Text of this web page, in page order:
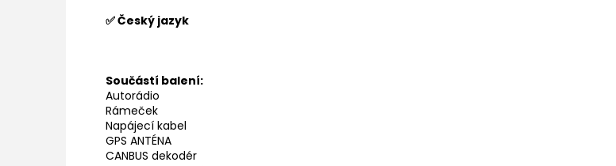
✅ Český jazyk
Součástí balení:
Autorádio
Rámeček
Napájecí kabel
GPS ANTÉNA
CANBUS dekodér